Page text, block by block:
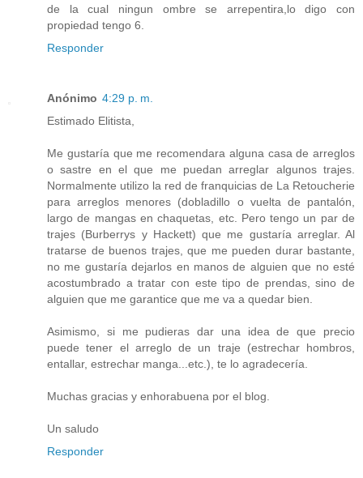
de la cual ningun ombre se arrepentira,lo digo con
propiedad tengo 6.
Responder
Anónimo 4:29 p. m.
Estimado Elitista,
Me gustaría que me recomendara alguna casa de arreglos
o sastre en el que me puedan arreglar algunos trajes.
Normalmente utilizo la red de franquicias de La Retoucherie
para arreglos menores (dobladillo o vuelta de pantalón,
largo de mangas en chaquetas, etc. Pero tengo un par de
trajes (Burberrys y Hackett) que me gustaría arreglar. Al
tratarse de buenos trajes, que me pueden durar bastante,
no me gustaría dejarlos en manos de alguien que no esté
acostumbrado a tratar con este tipo de prendas, sino de
alguien que me garantice que me va a quedar bien.
Asimismo, si me pudieras dar una idea de que precio
puede tener el arreglo de un traje (estrechar hombros,
entallar, estrechar manga...etc.), te lo agradecería.
Muchas gracias y enhorabuena por el blog.
Un saludo
Responder